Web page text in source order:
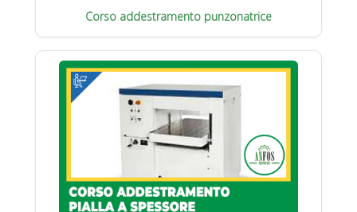
Corso addestramento punzonatrice